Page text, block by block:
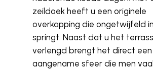
zeildoek heeft u een originele
overkapping die ongetwijfeld
springt. Naast dat u het
verlengd brengt het direct een
aangename sfeer die men